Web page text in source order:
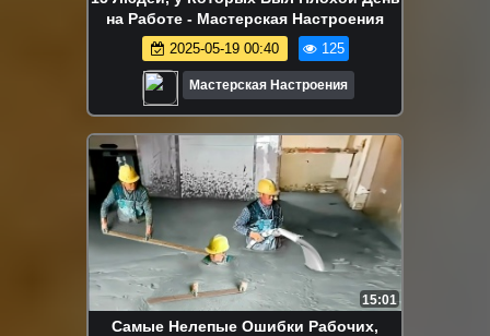
на Работе - Мастерская Настроения
2025-05-19 00:40 125
Мастерская Настроения
15:01
Самые Нелепые Ошибки Рабочих,